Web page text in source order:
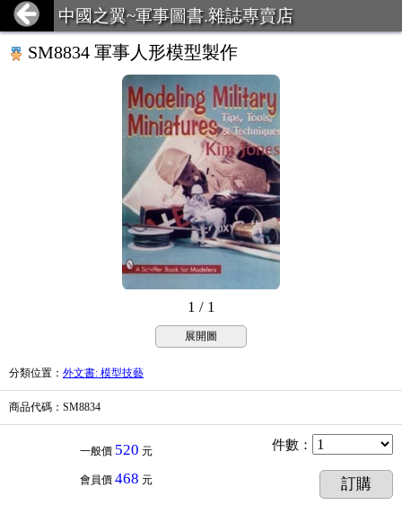
中國之翼~軍事圖書.雜誌專賣店
SM8834 軍事人形模型製作
1 / 1
展開圖
分類位置 ： 外文書: 模型技藝
商品代碼 ：SM8834
一般價 520 元
會員價 468 元
件數 ：
訂購